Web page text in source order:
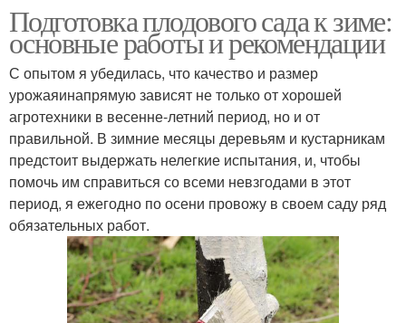
Подготовка плодового сада к зиме:
основные работы и рекомендации
С опытом я убедилась, что качество и размер
урожаяинапрямую зависят не только от хорошей
агротехники в весенне-летний период, но и от
правильной. В зимние месяцы деревьям и кустарникам
предстоит выдержать нелегкие испытания, и, чтобы
помочь им справиться со всеми невзгодами в этот
период, я ежегодно по осени провожу в своем саду ряд
обязательных работ.